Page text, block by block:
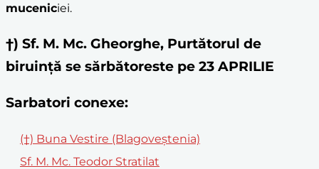
muceniciei.
†) Sf. M. Mc. Gheorghe, Purtătorul de
biruinţă se sărbătoreste pe 23 APRILIE
Sarbatori conexe:
(†) Buna Vestire (Blagoveştenia)
Sf. M. Mc. Teodor Stratilat